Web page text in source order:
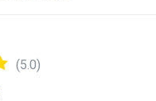
(5.0)